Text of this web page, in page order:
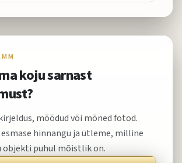
koju sarnast
mõõdud või mõned fotod.
hinnangu ja ütleme, milline
objekti puhul mõistlik on.